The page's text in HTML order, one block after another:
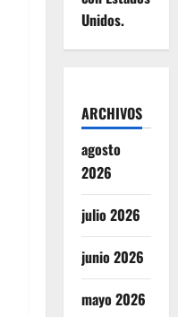
Unidos.
ARCHIVOS
agosto
2026
julio 2026
junio 2026
mayo 2026